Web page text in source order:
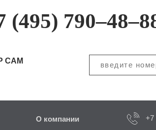
(495)
САМ
О компании +7